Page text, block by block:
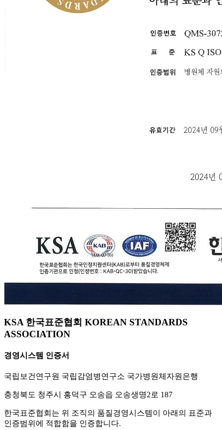
KSA 한국표준협회 KOREAN STANDARDS
ASSOCIATION
경영시스템 인증서
국립보건연구원 국립감염병연구소 국가병원체자원은행
충청북도 청주시 흥덕구 오송읍 오송생명2로 187
한국표준협회는 위 조직의 품질경영시스템이 아래의 표준과
인증범위에 적합함을 인증합니다.